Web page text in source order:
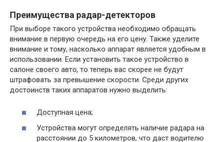
Преимущества радар-детекторов
При выборе такого устройства необходимо обращать
внимание в первую очередь на его цену. Также уделите
внимание и тому, насколько аппарат является удобным в
использовании. Если установить такое устройство в
салоне своего авто, то теперь вас скорее не будут
штрафовать за превышение скорости. Среди других
достоинств таких аппаратов нужно выделить:
Доступная цена;
Устройства могут определять наличие радара на
расстоянии до 5 километров, что даст водителю